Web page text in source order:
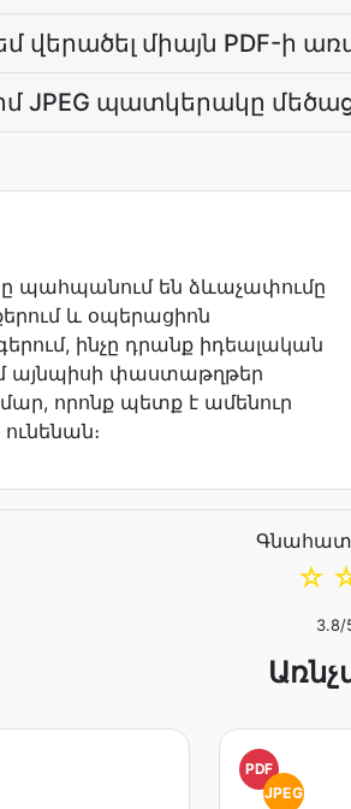
վերածել միայն PDF-ի
իմ JPEG պատկերակը
պահպանում են ձևաչափումը
և օպերացիոն
ինչը դրանք իդեալական
այնպիսի փաստաթղթեր
որոնք պետք է ամենուր
☆
3.8/
PDF
JPEG